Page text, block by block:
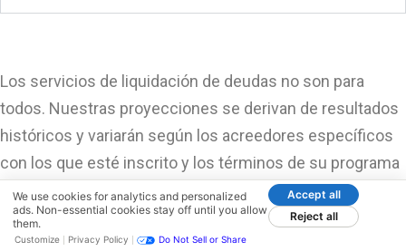
Los servicios de liquidación de deudas no son para
todos. Nuestras proyecciones se derivan de resultados
históricos y variarán según los acreedores específicos
con los que esté inscrito y los términos de su programa
individual. La finalización exitosa del programa depende
de varios factores, incluida su capacidad para acumular
suficientes fondos. No podemos asegurarle que sus
We use cookies for analytics and personalized
ads. Non-essential cookies stay off until you allow
them.
Accept all
Reject all
Customize Privacy Policy Do Not Sell or Share